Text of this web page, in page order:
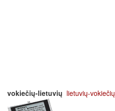
vokiečių-lietuvių lietuvių-vokiečių